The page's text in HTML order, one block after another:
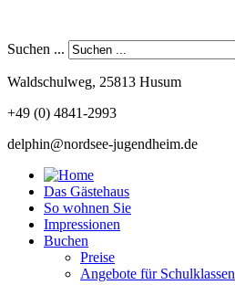
Suchen ...
Waldschulweg, 25813 Husum
+49 (0) 4841-2993
Das Gästehaus
So wohnen Sie
Impressionen
Buchen
Preise
Angebote für Schulklassen